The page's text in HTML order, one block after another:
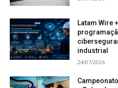
Latam Wire
industrial
24/07/2026